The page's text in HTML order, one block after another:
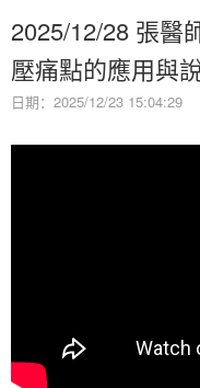
2025/12/28 張醫
壓痛點的應用與
日期：2025/12/23 15:04:29